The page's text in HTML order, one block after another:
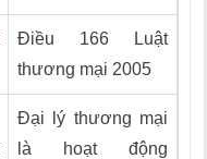
Điều 166 Luật
thương mại 2005
Đại lý thương mại
là hoạt động